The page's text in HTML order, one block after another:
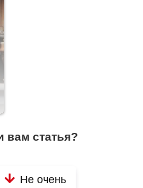
вам статья?
Не очень